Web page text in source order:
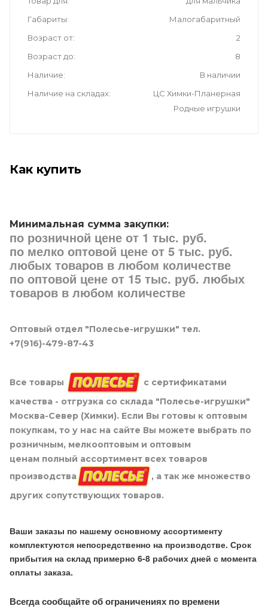
Габариты
Малогабаритный
Возраст от
2
Возраст до
8
Наличие
В наличии
Наличие на складах
ЦС Химки-Планерная
Родные игрушки
Как купить
Минимальная сумма закупки:
по розничной цене от 1 тыс. руб.
по мелко оптовой цене от 5 тыс. руб.
любых товаров в любом количестве
по оптовой цене от 15 тыс. руб. любых
товаров в любом количестве
Оптовый отдел "Полесье-игрушки" тел.
+7(916)-479-87-43
Все товары
с сертификатами
качества - отгрузка со склада "Полесье-игрушки"
Москва-Север (Химки). Если Вы готовы к оптовым
покупкам, то у нас на сайте Вы можете выбрать по
розничным, мелкооптовым и оптовым
ценам полный ассортимент всех товаров
производства
, а так же множество
других сопутствующих товаров.
Ваши заказы по нашему основному ассортименту
комплектуются непосредственно на производстве. Срок
прибытия на склад примерно 6-8 рабочих дней с момента
оплаты заказа.
Всегда сообщайте об ограничениях по времени